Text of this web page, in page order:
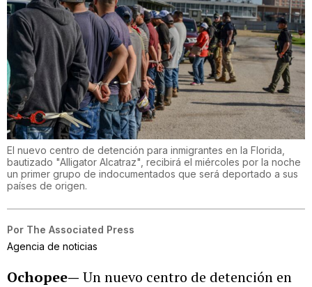
El nuevo centro de detención para inmigrantes en la Florida,
bautizado "Alligator Alcatraz", recibirá el miércoles por la noche
un primer grupo de indocumentados que será deportado a sus
países de origen.
Por The Associated Press
Agencia de noticias
Ochopee— Un nuevo centro de detención en